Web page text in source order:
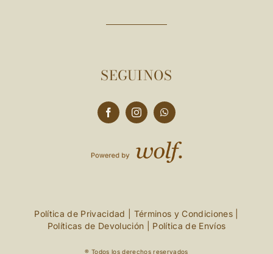
SEGUINOS
Política de Privacidad Términos y Condiciones|
Políticas de Devolución
Política de Envíos
® Todos los derechos reservados